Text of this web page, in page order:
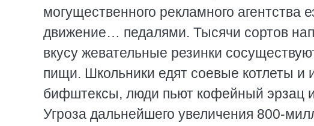
могущественного рекламного агентства
движение… педалями. Тысячи сортов
вкусу жевательные резинки
пищи. Школьники едят соевые котлеты и
бифштексы, люди пьют кофейный эрзац
Угроза дальнейшего увеличения 800-